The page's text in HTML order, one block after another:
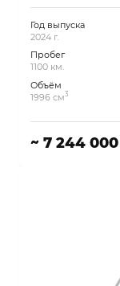
Год выпуска
2024 г.
Пробег
1100 км.
Объём
1996 см3
~ 7 244